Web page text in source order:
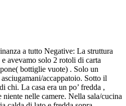
a tutto Negative: La struttura
avevamo solo 2 rotoli di carta
bottiglie vuote) . Solo un
accappatoio. Sotto il
chi. La casa era un po’ fredda ,
niente nelle camere. Nella sala/cucina